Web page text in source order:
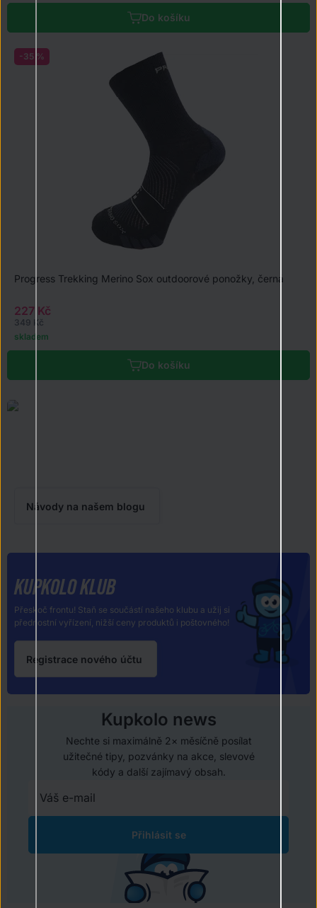
Do košíku
-35 %
Do košíku
Progress Trekking Merino Sox outdoorové ponožky, černá
227 Kč
349 Kč
skladem
KUPKOLO KLUB
Přeskoč frontu! Staň se součástí našeho klubu a užij si
přednostní vyřízení, nižší ceny produktů i poštovného!
Registrace nového účtu
Návody na našem blogu
Kupkolo news
Nechte si maximálně 2× měsíčně posílat
užitečné tipy, pozvánky na akce, slevové
kódy a další zajímavý obsah.
Přihlásit se